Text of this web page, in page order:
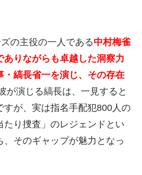
の主役の一人である中村梅雀
ありながらも卓越した洞察力
・縞長省一を演じ、その存在
が演じる縞長は、一見すると
すが、実は指名手配犯800人の
たり捜査」のレジェンドとい
、そのギャップが魅力となっ